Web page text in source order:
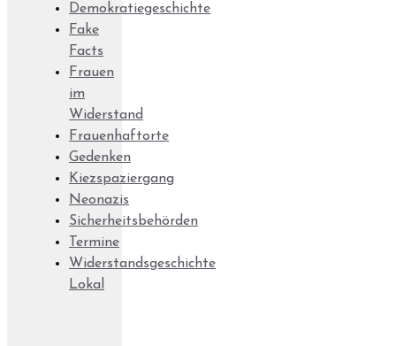
Demokratiegeschichte
Fake
Facts
Frauen
im
Widerstand
Frauenhaftorte
Gedenken
Kiezspaziergang
Neonazis
Sicherheitsbehörden
Termine
Widerstandsgeschichte
Lokal